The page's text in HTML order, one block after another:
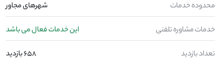
محدوده خدمات شهرهای مجاور
خدمات مشاوره تلفنی این خدمات فعال می باشد
تعداد بازدید 658 بازدید